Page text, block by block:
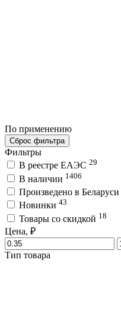
По применению
Сброс фильтра
Фильтры
В реестре ЕАЭС 29
В наличии 1406
Произведено в Беларуси
Новинки 43
Товары со скидкой 18
Цена, ₽
Тип товара